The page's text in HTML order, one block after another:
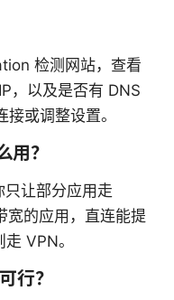
检测网站，查看
，以及是否有 DNS
或调整设置。
用？
让部分应用走
宽的应用，直连能提
VPN。
行？